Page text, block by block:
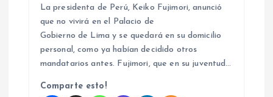
La presidenta de Perú, Keiko Fujimori, anunció
que no vivirá en el Palacio de
Gobierno de Lima y se quedará en su domicilio
personal, como ya habían decidido otros
mandatarios antes. Fujimori, que en su juventud…
Comparte esto!